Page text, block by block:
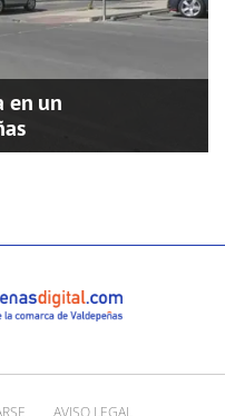
en un
AVISO LEGAL